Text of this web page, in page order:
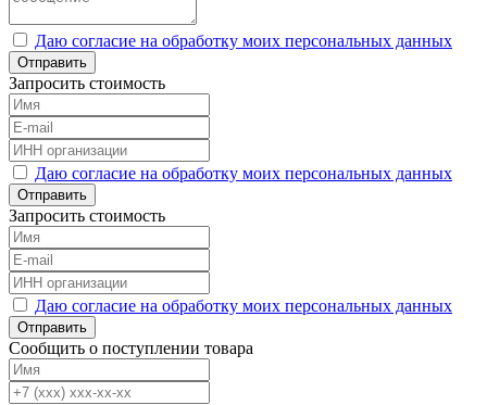
Даю согласие на обработку моих персональных данных
Отправить
Запросить стоимость
Даю согласие на обработку моих персональных данных
Отправить
Запросить стоимость
Даю согласие на обработку моих персональных данных
Отправить
Сообщить о поступлении товара